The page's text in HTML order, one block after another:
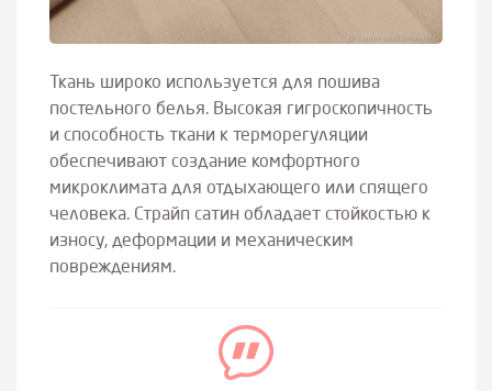
Ткань широко используется для пошива
постельного белья. Высокая гигроскопичность
и способность ткани к терморегуляции
обеспечивают создание комфортного
микроклимата для отдыхающего или спящего
человека. Страйп сатин обладает стойкостью к
износу, деформации и механическим
повреждениям.